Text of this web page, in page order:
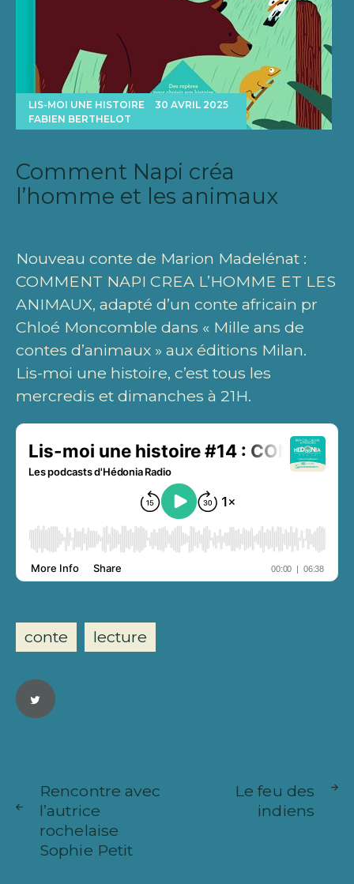
LIS-MOI UNE HISTOIRE
30 AVRIL 2025
FABIEN BERTHELOT
Comment Napi créa
l’homme et les animaux
Nouveau conte de Marion Madelénat :
COMMENT NAPI CREA L’HOMME ET LES
ANIMAUX, adapté d’un conte africain pr
Chloé Moncomble dans « Mille ans de
contes d’animaux » aux éditions Milan.
Lis-moi une histoire, c’est tous les
mercredis et dimanches à 21H.
conte lecture
de
l’article
SUIVANT
Rencontre avec
l’autrice
rochelaise
Sophie Petit
Le feu des
indiens